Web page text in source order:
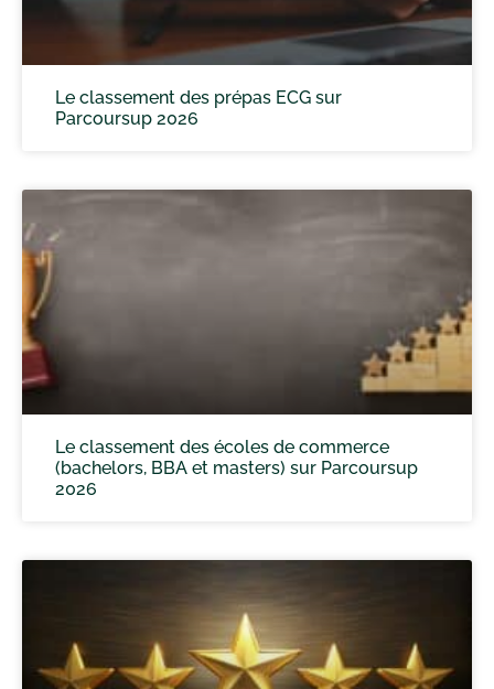
Le classement des prépas ECG sur
Parcoursup 2026
Le classement des écoles de commerce
(bachelors, BBA et masters) sur Parcoursup
2026